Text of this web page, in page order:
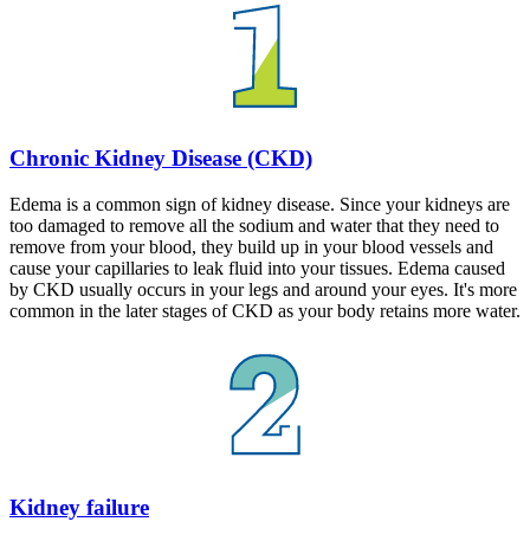
Chronic Kidney Disease (CKD)
Edema is a common sign of kidney disease. Since your kidneys are
too damaged to remove all the sodium and water that they need to
remove from your blood, they build up in your blood vessels and
cause your capillaries to leak fluid into your tissues. Edema caused
by CKD usually occurs in your legs and around your eyes. It's more
common in the later stages of CKD as your body retains more water.
Kidney failure